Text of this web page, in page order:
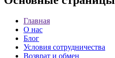
Главная
О нас
Блог
Условия сотрудничества
Возврат и обмен